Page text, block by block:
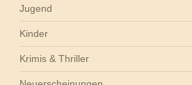
Jugend
Kinder
Krimis & Thriller